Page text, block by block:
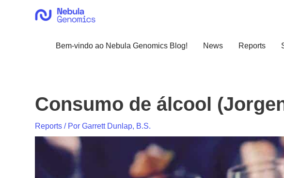
Bem-vindo ao Nebula Genomics Blog!
News Reports
Consumo de álcool
Reports / Por Garrett Dunlap, B.S.